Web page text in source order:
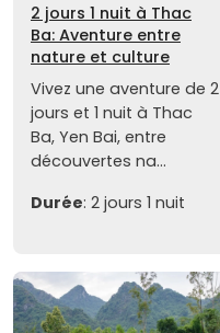
2 jours 1 nuit à Thac
Ba: Aventure entre
nature et culture
Vivez une aventure de 2
jours et 1 nuit à Thac
Ba, Yen Bai, entre
découvertes na...
Durée: 2 jours 1 nuit